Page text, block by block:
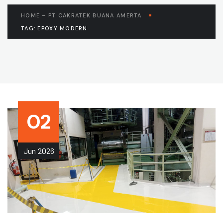
HOME – PT CAKRATEK BUANA AMERTA
TAG: EPOXY MODERN
02
Jun 2026